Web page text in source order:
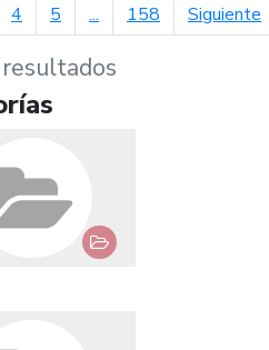
4 5 ... 158 Siguiente